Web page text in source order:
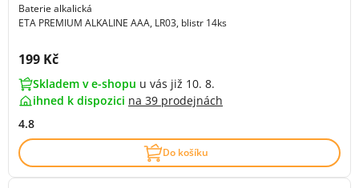
Baterie alkalická
ETA PREMIUM ALKALINE AAA, LR03, blistr 14ks
Cena s DPH:
199 Kč
Skladem v e-shopu u vás již 10. 8.
ihned k dispozici na 39 prodejnách
4.8
Do košíku